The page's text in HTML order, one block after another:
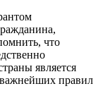
что
является
важнейших правил